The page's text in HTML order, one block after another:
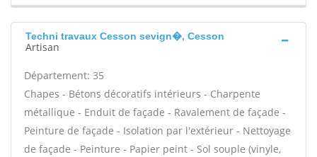
Techni travaux Cesson sevign�, Cesson
Artisan
Département: 35
Chapes - Bétons décoratifs intérieurs - Charpente
métallique - Enduit de façade - Ravalement de façade -
Peinture de façade - Isolation par l'extérieur - Nettoyage
de façade - Peinture - Papier peint - Sol souple (vinyle,